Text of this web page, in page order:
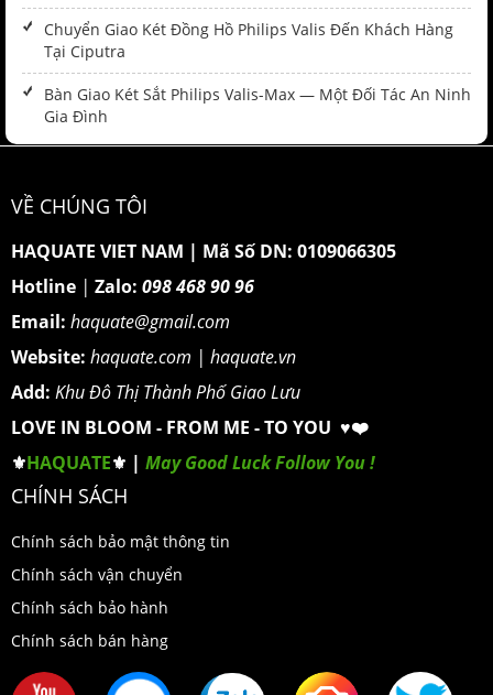
Chuyển Giao Két Đồng Hồ Philips Valis Đến Khách Hàng
Tại Ciputra
Bàn Giao Két Sắt Philips Valis-Max — Một Đối Tác An Ninh
Gia Đình
VỀ CHÚNG TÔI
HAQUATE VIET NAM | Mã Số DN: 0109066305
Hotline | Zalo: 098 468 90 96
Email: haquate@gmail.com
Website: haquate.com | haquate.vn
Add: Khu Đô Thị Thành Phố Giao Lưu
LOVE IN BLOOM - FROM ME - TO YOU ♥️❤️
⚜️HAQUATE⚜️ | May Good Luck Follow You !
CHÍNH SÁCH
Chính sách bảo mật thông tin
Chính sách vận chuyển
Chính sách bảo hành
Chính sách bán hàng